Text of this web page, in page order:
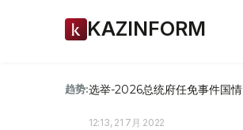
KAZINFORM
趋势:选举-2026总统府任免事件国
12:13, 21 7月 2022